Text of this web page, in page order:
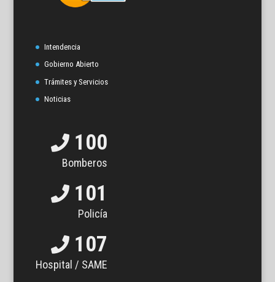
Intendencia
Gobierno Abierto
Trámites y Servicios
Noticias
100
Bomberos
101
Policía
107
Hospital / SAME